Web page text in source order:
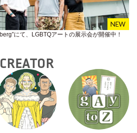
にて、LGBTQアートの展示会が開催中！
CREATOR